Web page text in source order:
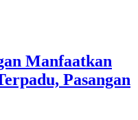
Manfaatkan
Pasangan